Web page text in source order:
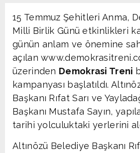
15 Temmuz Şehitleri Anma,
Milli Birlik Günü etkinlikleri
günün anlam ve önemine
açılan
üzerinden Demokrasi Treni
kampanyası başlatıldı.
Başkanı Rıfat Sarı ve
Başkanı Mustafa Sayın,
tarihi yolculuktaki yerlerini
Altınözü Belediye Başkanı